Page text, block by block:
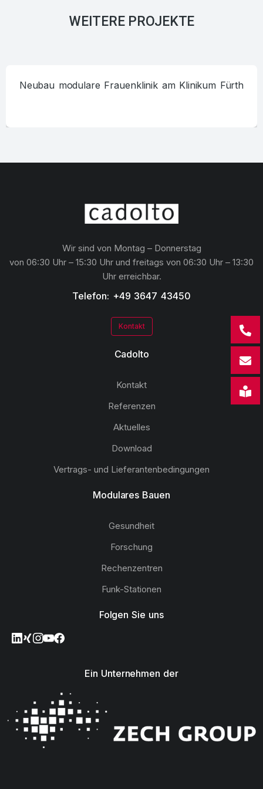
WEITERE PROJEKTE
Neubau modulare Frauenklinik am Klinikum Fürth
Wir sind von Montag – Donnerstag
von 06:30 Uhr – 15:30 Uhr und freitags von 06:30 Uhr – 13:30
Uhr erreichbar.
Telefon: +49 3647 43450
Kontakt
Cadolto
Kontakt
Referenzen
Aktuelles
Download
Vertrags- und Lieferantenbedingungen
Modulares Bauen
Gesundheit
Forschung
Rechenzentren
Funk-Stationen
Folgen Sie uns
Ein Unternehmen der